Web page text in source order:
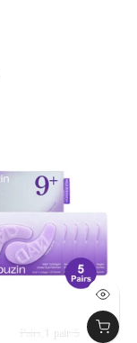
5 Pairs
1 pair